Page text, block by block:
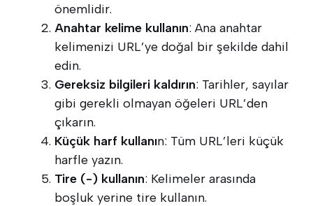
önemlidir.
Anahtar kelime kullanın: Ana anahtar
kelimenizi URL’ye doğal bir şekilde dahil
edin.
Gereksiz bilgileri kaldırın: Tarihler, sayılar
gibi gerekli olmayan öğeleri URL’den
çıkarın.
Küçük harf kullanın: Tüm URL’leri küçük
harfle yazın.
Tire (-) kullanın: Kelimeler arasında
boşluk yerine tire kullanın.